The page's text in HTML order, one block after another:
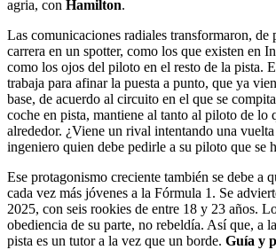
agria, con Hamilton.
Las comunicaciones radiales transformaron, de
carrera en un spotter, como los que existen en
como los ojos del piloto en el resto de la pista.
trabaja para afinar la puesta a punto, que ya
base, de acuerdo al circuito en el que se
coche en pista, mantiene al tanto al piloto de lo
alrededor. ¿Viene un rival intentando una
ingeniero quien debe pedirle a su piloto que se
Ese protagonismo creciente también se debe a
cada vez más jóvenes a la Fórmula 1. Se
2025, con seis rookies de entre 18 y 23 años.
obediencia de su parte, no rebeldía. Así que, a
pista es un tutor a la vez que un borde. Guía y